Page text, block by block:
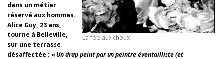
La fée aux choux
dans un métier
réservé aux hommes.
Alice Guy, 23 ans,
tourne à Belleville,
sur une terrasse
désaffectée : «Un drap peint par un peintre éventailliste (et